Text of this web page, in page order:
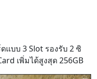
แบบ 3 Slot รองรับ 2 ซิ
เพิ่มได้สูงสุด 256GB